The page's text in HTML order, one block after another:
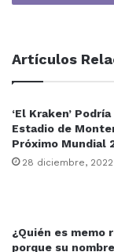
Artículos
‘El Kraken’
Estadio de
Próximo Mundial
28 diciembre, 2022
¿Quién es memo
porque su